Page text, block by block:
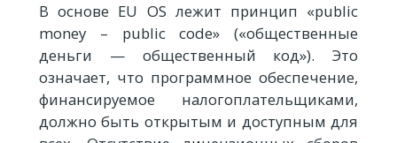
В основе EU OS лежит принцип «public
money – public code» («общественные
деньги — общественный код»). Это
означает, что программное обеспечение,
финансируемое налогоплательщиками,
должно быть открытым и доступным для